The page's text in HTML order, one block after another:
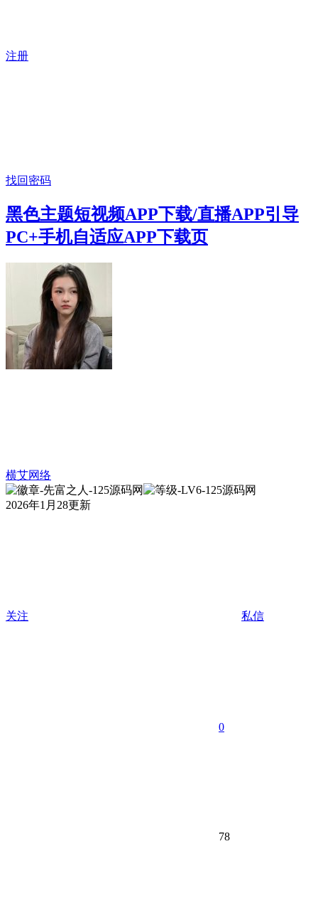
注册
找回密码
黑色主题短视频APP下载/直播APP引导
PC+手机自适应APP下载页
横艾网络
2026年1月28更新
关注 私信
0
78